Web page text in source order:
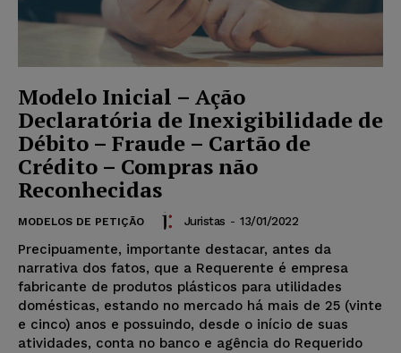
Modelo Inicial – Ação
Declaratória de Inexigibilidade de
Débito – Fraude – Cartão de
Crédito – Compras não
Reconhecidas
MODELOS DE PETIÇÃO Juristas - 13/01/2022
Precipuamente, importante destacar, antes da
narrativa dos fatos, que a Requerente é empresa
fabricante de produtos plásticos para utilidades
domésticas, estando no mercado há mais de 25 (vinte
e cinco) anos e possuindo, desde o início de suas
atividades, conta no banco e agência do Requerido